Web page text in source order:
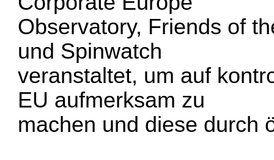
Observatory, Friends of
und Spinwatch
veranstaltet, um auf
EU aufmerksam zu
machen und diese durch